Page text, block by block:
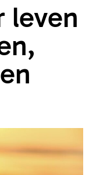
leven